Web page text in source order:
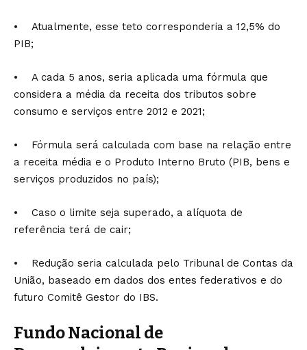
• Atualmente, esse teto corresponderia a 12,5% do
PIB;
• A cada 5 anos, seria aplicada uma fórmula que
considera a média da receita dos tributos sobre
consumo e serviços entre 2012 e 2021;
• Fórmula será calculada com base na relação entre
a receita média e o Produto Interno Bruto (PIB, bens e
serviços produzidos no país);
• Caso o limite seja superado, a alíquota de
referência terá de cair;
• Redução seria calculada pelo Tribunal de Contas da
União, baseado em dados dos entes federativos e do
futuro Comitê Gestor do IBS.
Fundo Nacional de